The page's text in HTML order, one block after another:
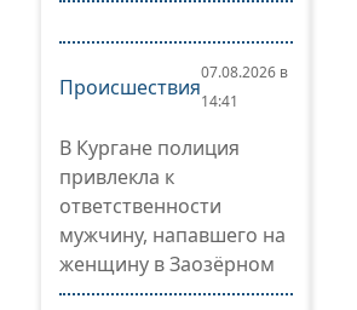
Происшествия
07.08.2026 в
14:41
В Кургане полиция
привлекла к
ответственности
мужчину, напавшего на
женщину в Заозёрном